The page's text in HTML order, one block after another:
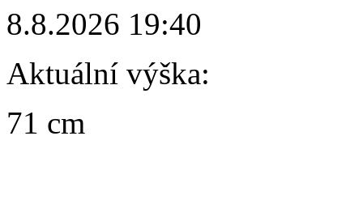
8.8.2026 19:40
Aktuální výška:
71 cm